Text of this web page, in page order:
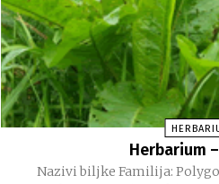
Herbarium
Nazivi biljke Familija: